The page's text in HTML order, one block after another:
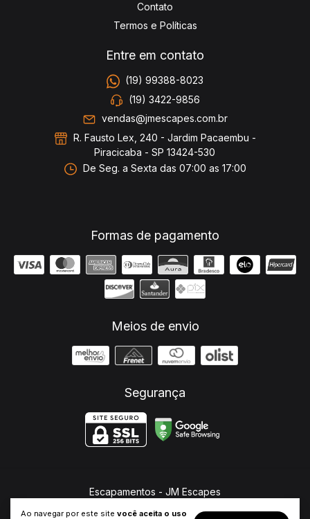
Ao navegar por este site você aceita o uso
Contato
Termos e Políticas
Entre em contato
(19) 99388-8023
(19) 3422-9856
vendas@jmescapes.com.br
R. Fausto Lex, 240 - Jardim Pacaembu -
Piracicaba - SP 13424-530
De Seg. a Sexta das 07:00 as 17:00
Formas de pagamento
Meios de envio
Segurança
Escapamentos - JM Escapes